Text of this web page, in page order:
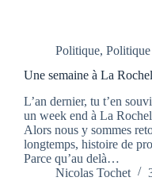
Politique,
Une semaine à La
L’an dernier, tu t’en
un week end à La
Alors nous y sommes
longtemps, histoire de
Parce qu’au delà…
Nicolas Tochet